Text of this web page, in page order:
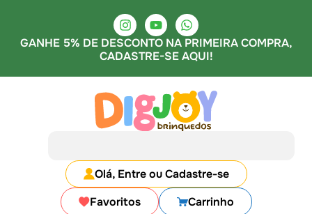
GANHE 5% DE DESCONTO NA PRIMEIRA COMPRA,
CADASTRE-SE AQUI!
Olá, Entre ou Cadastre-se
Favoritos
Carrinho